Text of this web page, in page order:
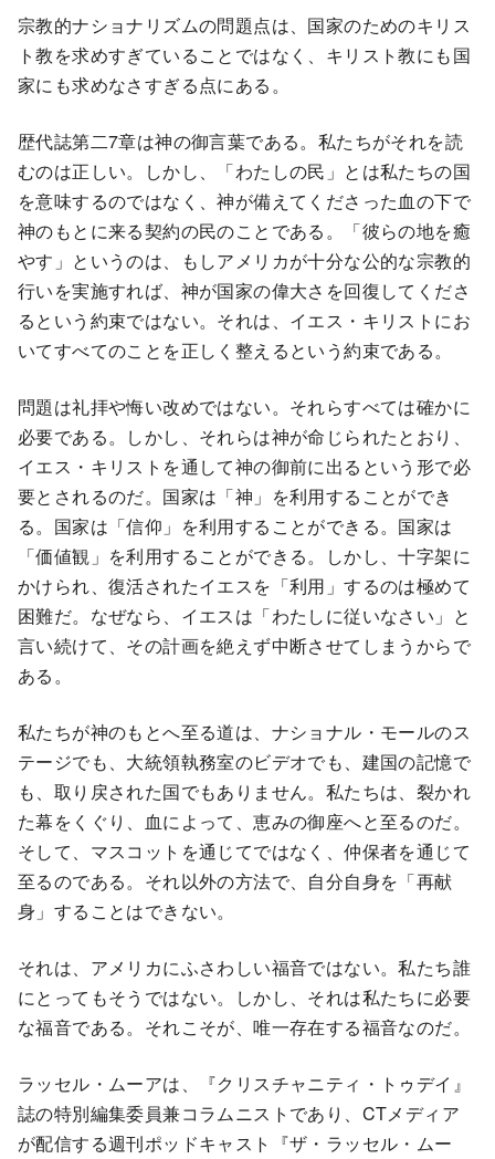
宗教的ナショナリズムの問題点は、国家のためのキリス
ト教を求めすぎていることではなく、キリスト教にも国
家にも求めなさすぎる点にある。
歴代誌第二7章は神の御言葉である。私たちがそれを読
むのは正しい。しかし、「わたしの民」とは私たちの国
を意味するのではなく、神が備えてくださった血の下で
神のもとに来る契約の民のことである。「彼らの地を癒
やす」というのは、もしアメリカが十分な公的な宗教的
行いを実施すれば、神が国家の偉大さを回復してくださ
るという約束ではない。それは、イエス・キリストにお
いてすべてのことを正しく整えるという約束である。
問題は礼拝や悔い改めではない。それらすべては確かに
必要である。しかし、それらは神が命じられたとおり、
イエス・キリストを通して神の御前に出るという形で必
要とされるのだ。国家は「神」を利用することができ
る。国家は「信仰」を利用することができる。国家は
「価値観」を利用することができる。しかし、十字架に
かけられ、復活されたイエスを「利用」するのは極めて
困難だ。なぜなら、イエスは「わたしに従いなさい」と
言い続けて、その計画を絶えず中断させてしまうからで
ある。
私たちが神のもとへ至る道は、ナショナル・モールのス
テージでも、大統領執務室のビデオでも、建国の記憶で
も、取り戻された国でもありません。私たちは、裂かれ
た幕をくぐり、血によって、恵みの御座へと至るのだ。
そして、マスコットを通じてではなく、仲保者を通じて
至るのである。それ以外の方法で、自分自身を「再献
身」することはできない。
それは、アメリカにふさわしい福音ではない。私たち誰
にとってもそうではない。しかし、それは私たちに必要
な福音である。それこそが、唯一存在する福音なのだ。
ラッセル・ムーアは、『クリスチャニティ・トゥデイ』
誌の特別編集委員兼コラムニストであり、CTメディア
が配信する週刊ポッドキャスト『ザ・ラッセル・ムー